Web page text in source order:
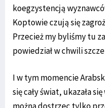
koegzystencją
Koptowie czują się
Przecież my byliśmy tu
powiedział w chwili
I w tym momencie
się cały świat, ukazała
można dostrzec tylko